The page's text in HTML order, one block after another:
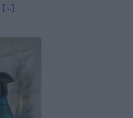
[…]